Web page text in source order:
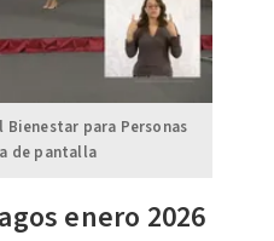
para Personas
de pantalla
enero 2026